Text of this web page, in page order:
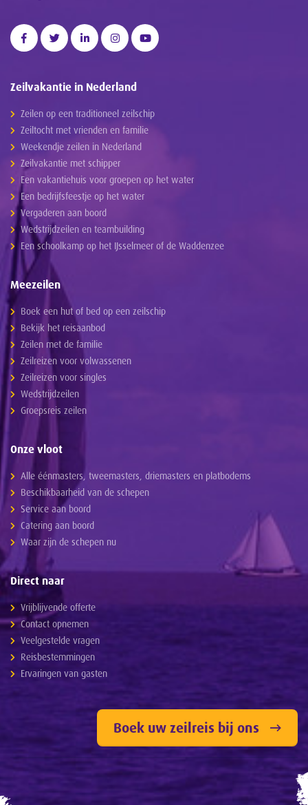
Zeilvakantie in Nederland
Zeilen op een traditioneel zeilschip
Zeiltocht met vrienden en familie
Weekendje zeilen in Nederland
Zeilvakantie met schipper
Een vakantiehuis voor groepen op het water
Een bedrijfsfeestje op het water
Vergaderen aan boord
Wedstrijdzeilen en teambuilding
Een schoolkamp op het IJsselmeer of de Waddenzee
Meezeilen
Boek een hut of bed op een zeilschip
Bekijk het reisaanbod
Zeilen met de familie
Zeilreizen voor volwassenen
Zeilreizen voor singles
Wedstrijdzeilen
Groepsreis zeilen
Onze vloot
Alle éénmasters, tweemasters, driemasters en platbodems
Beschikbaarheid van de schepen
Service aan boord
Catering aan boord
Waar zijn de schepen nu
Direct naar
Vrijblijvende offerte
Contact opnemen
Veelgestelde vragen
Reisbestemmingen
Ervaringen van gasten
Boek uw zeilreis bij ons